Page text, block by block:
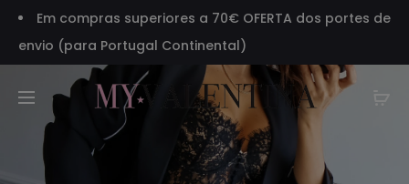
Em compras superiores a 70€ OFERTA dos portes de
envio (para Portugal Continental)